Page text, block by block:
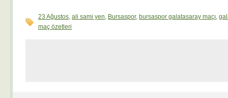
23 Ağustos, ali sami yen, Bursaspor, bursaspor galatasaray maçı,
maç özetleri